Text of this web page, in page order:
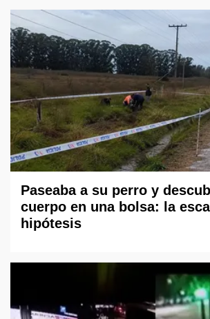
Paseaba a su perro y
cuerpo en una bolsa: la
hipótesis